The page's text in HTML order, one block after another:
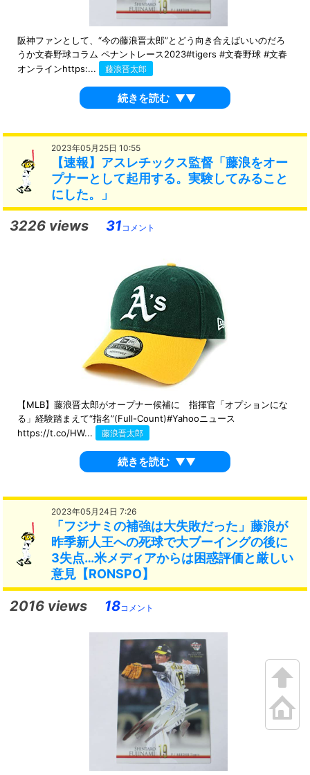
阪神ファンとして、“今の藤浪晋太郎”とどう向き合えばいいのだろ
うか文春野球コラム ペナントレース2023#tigers #文春野球 #文春
オンラインhttps:...
藤浪晋太郎
続きを読む ▼▼
2023年05月25日 10:55
【速報】アスレチックス監督「藤浪をオー
プナーとして起用する。実験してみること
にした。」
3226 views 31 コメント
【MLB】藤浪晋太郎がオープナー候補に 指揮官「オプションにな
る」経験踏まえて“指名”(Full-Count)#Yahooニュース
https://t.co/HW...
藤浪晋太郎
続きを読む ▼▼
2023年05月24日 7:26
「フジナミの補強は大失敗だった」藤浪が
昨季新人王への死球で大ブーイングの後に
3失点…米メディアからは困惑評価と厳しい
意見【RONSPO】
2016 views 18コメント